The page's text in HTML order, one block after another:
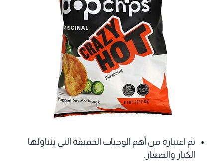
تم اعتباره من أهم الوجبات الخفيفة التي يتناولها
الكبار والصغار.